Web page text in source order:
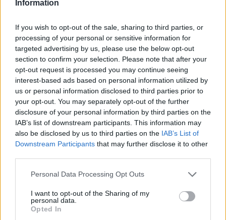
Information
If you wish to opt-out of the sale, sharing to third parties, or
processing of your personal or sensitive information for
targeted advertising by us, please use the below opt-out
section to confirm your selection. Please note that after your
opt-out request is processed you may continue seeing
interest-based ads based on personal information utilized by
us or personal information disclosed to third parties prior to
your opt-out. You may separately opt-out of the further
disclosure of your personal information by third parties on the
IAB’s list of downstream participants. This information may
also be disclosed by us to third parties on the IAB’s List of
Downstream Participants that may further disclose it to other
Please note that this website/app uses one or more Google
not limited to your visit or usage behaviour. You may click to
grant or deny consent to Google and its third-party tags to
use your data for below specified purposes in below Google
Personal Data Processing Opt Outs
I want to opt-out of the Sharing of my
personal data.
Opted In
Condividi l'articolo
F
a
ce
b
o
o
k
T
w
it
te
r
Pi
n
te
re
st
W
h
at
s
A
p
p
S
h
a
re
Articolo precedente
Prossimo articolo
NOTIZIE RECENTI
Film internazionale, casting per comparse in
Porto Rotondo ospita la grande sfida della vela
nell’estate 2026